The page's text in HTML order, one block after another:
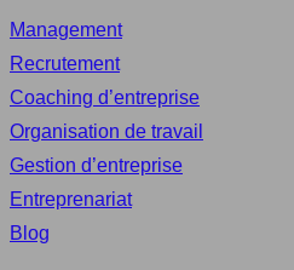
Management
Recrutement
Coaching d’entreprise
Organisation de travail
Gestion d’entreprise
Entreprenariat
Blog